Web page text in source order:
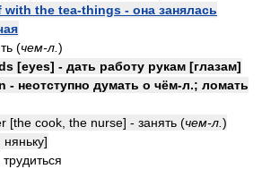
the tea-things - она занялась
(чем-л. )
[eyes] - дать работу рукам [глазам]
- неотступно думать о чём-л.; ломать
[the cook, the nurse] - занять (чем-л. )